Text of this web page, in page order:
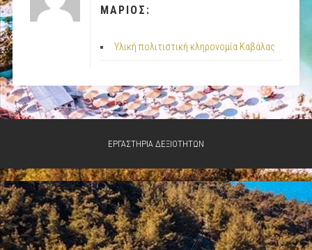
ΜΑΡΙΟΣ:
Υλική πολιτιστική κληρονομία Καβάλας
ΕΡΓΑΣΤΗΡΙΑ ΔΕΞΙΟΤΗΤΩΝ